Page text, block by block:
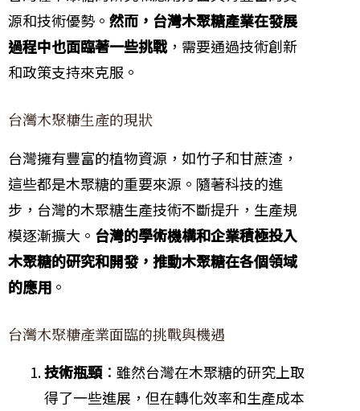
源和技術優勢。 然而，台灣木聚糖產業在發展
過程中也面臨著一些挑戰，需要通過技術創新
和政策支持來克服。
台灣木聚糖生產的現狀
台灣擁有豐富的植物資源，如竹子和甘蔗渣，
這些都是木聚糖的重要來源。隨著科技的進
步，台灣的木聚糖生產技術不斷提升，生產規
模逐漸擴大。 台灣的學術機構和企業積極投入
木聚糖的研究和開發，推動木聚糖在各個領域
的應用 。
台灣木聚糖產業面臨的挑戰與機遇
技術瓶頸：雖然台灣在木聚糖的研究上取
得了一些進展，但在轉化效率和生產成本